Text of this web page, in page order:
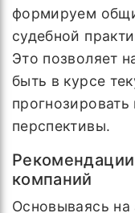
формируем
судебной
Это позволяет
быть в курсе
перспективы.
компаний
Основываясь на